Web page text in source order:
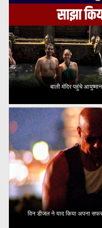
बाली मंदिर पहुंचे
विन डीजल ने याद किया अपना